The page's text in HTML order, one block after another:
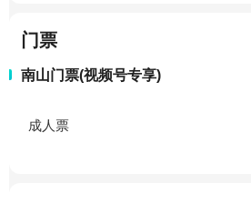
门票
南山门票(视频号专享)
成人票